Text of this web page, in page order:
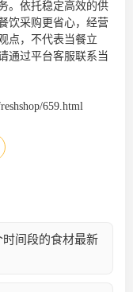
。依托稳定高效的供
饮采购更省心，经营
点，不代表当餐立
通过平台客服联系当
659.html
时间段的食材最新